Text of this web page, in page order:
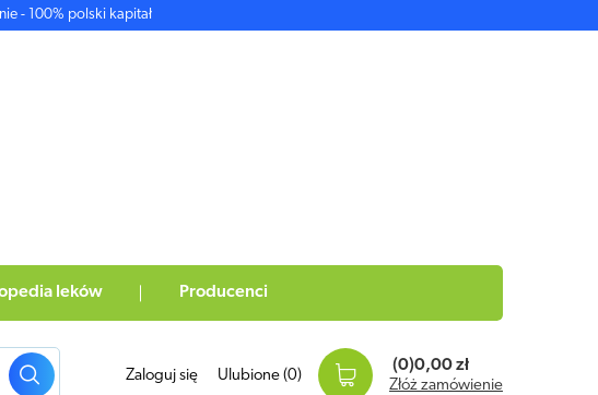
- 100% polski kapitał
leków Producenci
Zaloguj się Ulubione (0)
(0)0,00 zł
Złóż zamówienie